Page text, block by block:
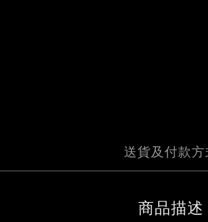
送貨及付款方
商品描述